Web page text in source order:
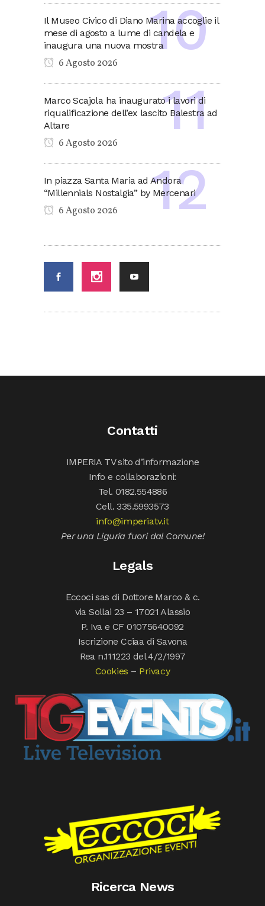
Il Museo Civico di Diano Marina accoglie il
mese di agosto a lume di candela e
inaugura una nuova mostra
6 Agosto 2026
Marco Scajola ha inaugurato i lavori di
riqualificazione dell’ex lascito Balestra ad
Altare
6 Agosto 2026
In piazza Santa Maria ad Andora
“Millennials Nostalgia” by Mercenari
6 Agosto 2026
Contatti
IMPERIA TV sito d’informazione
Info e collaborazioni:
Tel. 0182.554886
Cell. 335.5993573
info@imperiatv.it
Per una Liguria fuori dal Comune!
Legals
Eccoci sas di Dottore Marco & c.
via Sollai 23 – 17021 Alassio
P. Iva e CF 01075640092
Iscrizione Cciaa di Savona
Rea n.111223 del 4/2/1997
Cookies – Privacy
Ricerca News